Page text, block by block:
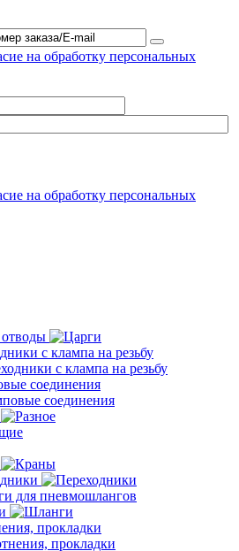
на обработку персональных
на обработку персональных
с клампа на резьбу
соединения
для пневмошлангов
прокладки